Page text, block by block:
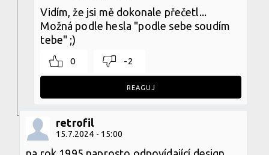
Vidím, že jsi mě dokonale přečetl...
Možná podle hesla "podle sebe soudím
tebe" ;)
0 -2
REAGUJ
retrofil
15.7.2024 - 15:00